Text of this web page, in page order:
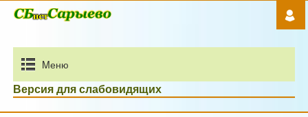
Mеню
Версия для слабовидящих